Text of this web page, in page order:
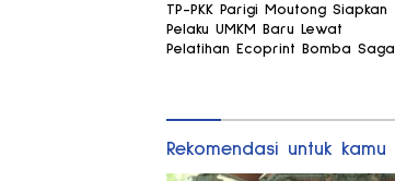
TP-PKK Parigi Moutong Siapkan
Pelaku UMKM Baru Lewat
Pelatihan Ecoprint Bomba Saga
Rekomendasi untuk kamu